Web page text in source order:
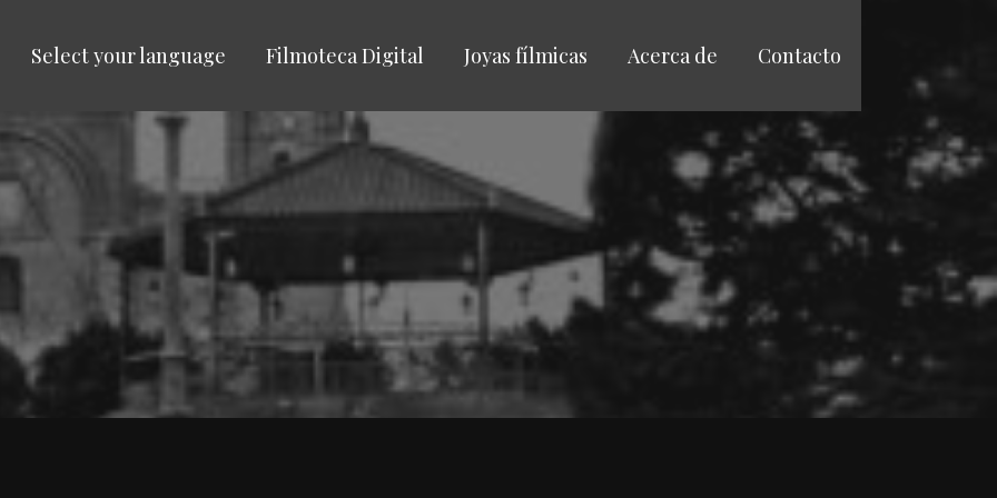
Select your language Filmoteca Digital Joyas fílmicas Acerca de Contacto